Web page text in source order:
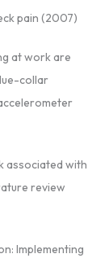
pain (2007)
at work are
collar
associated with
review
Implementing